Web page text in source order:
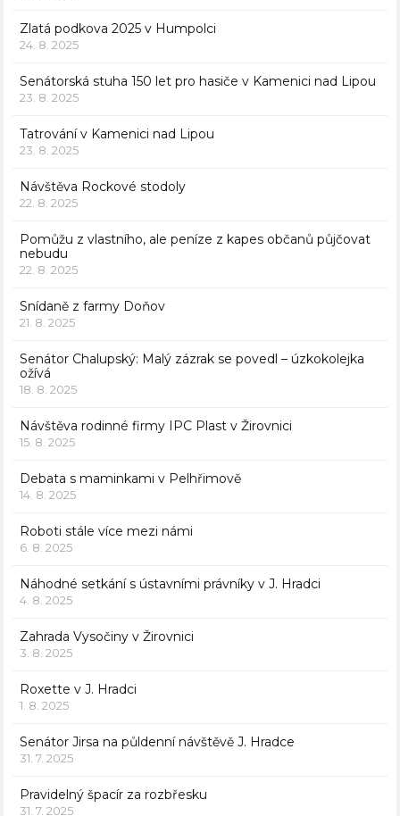
Zlatá podkova 2025 v Humpolci
24. 8. 2025
Senátorská stuha 150 let pro hasiče v Kamenici nad Lipou
23. 8. 2025
Tatrování v Kamenici nad Lipou
23. 8. 2025
Návštěva Rockové stodoly
22. 8. 2025
Pomůžu z vlastního, ale peníze z kapes občanů půjčovat
nebudu
22. 8. 2025
Snídaně z farmy Doňov
21. 8. 2025
Senátor Chalupský: Malý zázrak se povedl – úzkokolejka
ožívá
18. 8. 2025
Návštěva rodinné firmy IPC Plast v Žirovnici
15. 8. 2025
Debata s maminkami v Pelhřimově
14. 8. 2025
Roboti stále více mezi námi
6. 8. 2025
Náhodné setkání s ústavními právníky v J. Hradci
4. 8. 2025
Zahrada Vysočiny v Žirovnici
3. 8. 2025
Roxette v J. Hradci
1. 8. 2025
Senátor Jirsa na půldenní návštěvě J. Hradce
31. 7. 2025
Pravidelný špacír za rozbřesku
31. 7. 2025